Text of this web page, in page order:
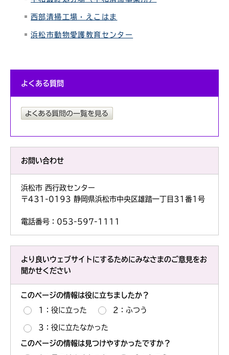
西部清掃工場・えこはま
浜松市動物愛護教育センター
よくある質問
お問い合わせ
浜松市 西行政センター
〒431-0193 静岡県浜松市中央区雄踏一丁目31番1号
電話番号：053-597-1111
より良いウェブサイトにするためにみなさまのご意見をお
聞かせください
このページの情報は役に立ちましたか？
1：役に立った 2：ふつう
3：役に立たなかった
このページの情報は見つけやすかったですか？